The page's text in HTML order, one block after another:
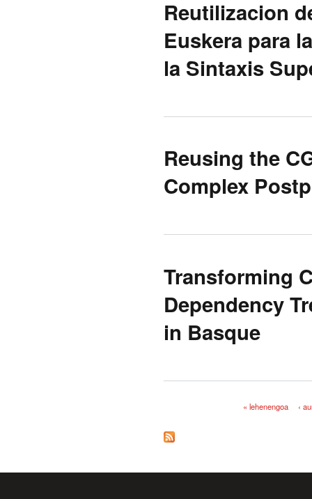
Reutilizacion
Euskera para
la Sintaxis
Reusing the
Complex
Transforming
Dependency
in Basque
« lehenengoa ‹